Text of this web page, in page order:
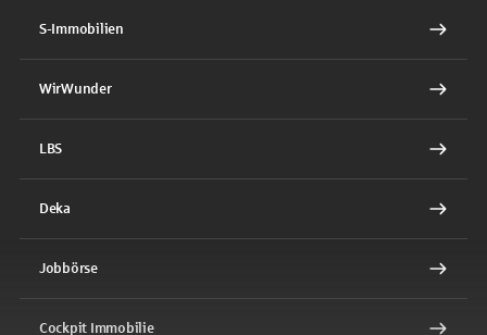
S-Immobilien
WirWunder
LBS
Deka
Jobbörse
Cockpit Immobilie